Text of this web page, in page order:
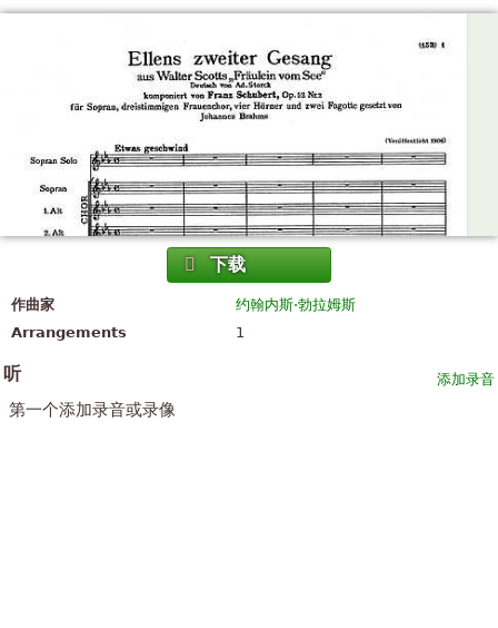
下载
作曲家
约翰内斯·勃拉姆斯
Arrangements
1
添加录音
听
第一个添加录音或录像